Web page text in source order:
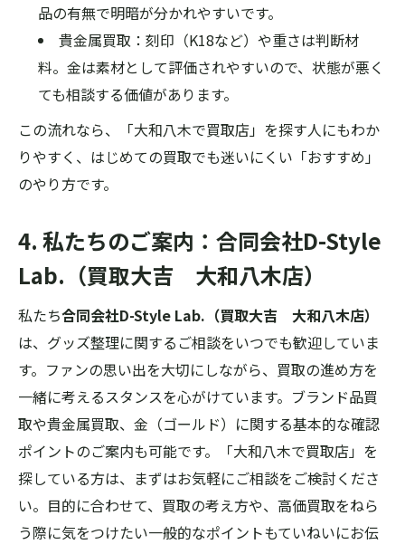
品の有無で明暗が分かれやすいです。
貴金属買取：刻印（K18など）や重さは判断材
料。金は素材として評価されやすいので、状態が悪く
ても相談する価値があります。
この流れなら、「大和八木で買取店」を探す人にもわか
りやすく、はじめての買取でも迷いにくい「おすすめ」
のやり方です。
4. 私たちのご案内：合同会社D-Style
Lab.（買取大吉 大和八木店）
私たち合同会社D-Style Lab.（買取大吉 大和八木店）
は、グッズ整理に関するご相談をいつでも歓迎していま
す。ファンの思い出を大切にしながら、買取の進め方を
一緒に考えるスタンスを心がけています。ブランド品買
取や貴金属買取、金（ゴールド）に関する基本的な確認
ポイントのご案内も可能です。「大和八木で買取店」を
探している方は、まずはお気軽にご相談をご検討くださ
い。目的に合わせて、買取の考え方や、高価買取をねら
う際に気をつけたい一般的なポイントもていねいにお伝